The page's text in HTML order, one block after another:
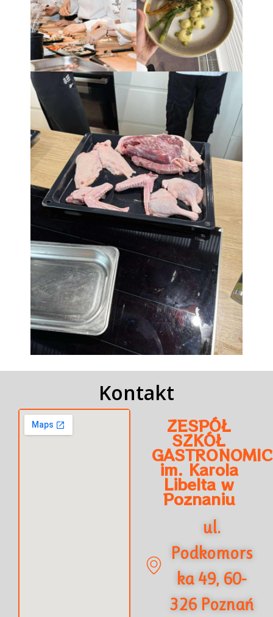
Kontakt
ZESPÓŁ
SZKÓŁ
im. Karola
Libelta w
Poznaniu
ul.
Podkomors
ka 49, 60-
326 Poznań